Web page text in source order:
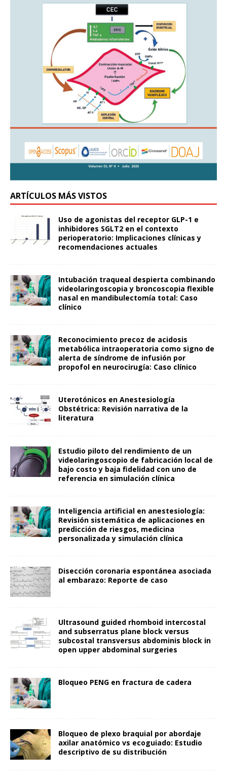
ARTÍCULOS MÁS VISTOS
Uso de agonistas del receptor GLP-1 e
inhibidores SGLT2 en el contexto
perioperatorio: Implicaciones clínicas y
recomendaciones actuales
Intubación traqueal despierta combinando
videolaringoscopia y broncoscopia flexible
nasal en mandibulectomía total: Caso
clínico
Reconocimiento precoz de acidosis
metabólica intraoperatoria como signo de
alerta de síndrome de infusión por
propofol en neurocirugía: Caso clínico
Uterotónicos en Anestesiología
Obstétrica: Revisión narrativa de la
literatura
Estudio piloto del rendimiento de un
videolaringoscopio de fabricación local de
bajo costo y baja fidelidad con uno de
referencia en simulación clínica
Inteligencia artificial en anestesiología:
Revisión sistemática de aplicaciones en
predicción de riesgos, medicina
personalizada y simulación clínica
Disección coronaria espontánea asociada
al embarazo: Reporte de caso
Ultrasound guided rhomboid intercostal
and subserratus plane block versus
subcostal transversus abdominis block in
open upper abdominal surgeries
Bloqueo PENG en fractura de cadera
Bloqueo de plexo braquial por abordaje
axilar anatómico vs ecoguiado: Estudio
descriptivo de su distribución